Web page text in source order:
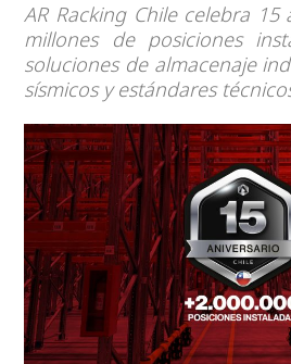
AR Racking Chile celebra
millones de posiciones
soluciones de almacenaje
sísmicos y estándares